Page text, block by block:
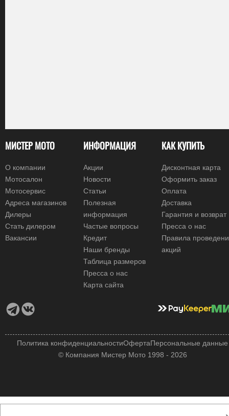
МИСТЕР МОТО
О компании
Мотосалон
Мотосервис
Адреса магазинов
Дилеры
Стать дилером
Вакансии
ИНФОРМАЦИЯ
Акции
Новости
Статьи
Полезная
информация
Частые вопросы
Кредит
Наши бренды
Таблица размеров
Пресса о нас
Карта сайта
КАК КУПИТЬ
Дисконтная карта
Оформить заказ
Оплата
Доставка
Гарантия и возврат
Пресса о нас
Правила
акций
© Компания Мистер Мото 1998 - 2026
Политика конфиденциальностиОфертаПерсональные данные